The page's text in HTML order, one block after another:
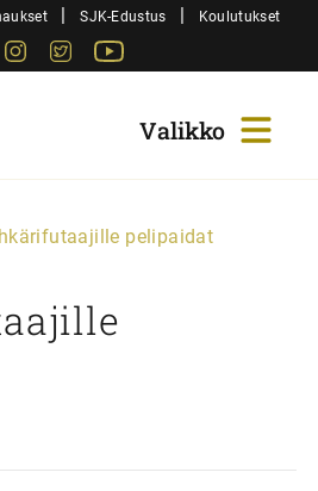
| SJK-Edustus | Koulutukset
Instagram
Twitter
pelipaidat